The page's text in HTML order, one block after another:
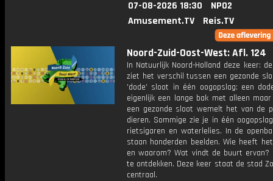
07-08-2026 18:30
NPO2
Amusement.TV
Reis.TV
Noord-Zuid-Oost-West: Afl. 124
In Natuurlijk Noord-Holland deze keer:
ziet het verschil tussen een gezonde
'dode' sloot in één oogopslag: een
eigenlijk een lange bak met alleen
een gezonde sloot wemelt het van de
dieren. Sommige zie je in één
rietsigaren en waterlelies. In de
staan honderden beelden. Wie heeft
en waarom? Wat vindt de buurt ervan?
te ontdekken. Deze keer staat de stad
centraal.